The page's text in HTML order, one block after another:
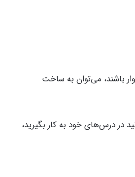
باشند، می‌توان به ساخت
در درس‌های خود به کار بگیرید،